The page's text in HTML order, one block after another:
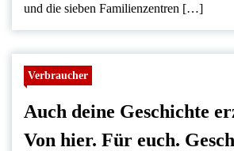
und die sieben Familienzentren […]
Verbraucher
Auch deine Geschichte
Von hier. Für euch.